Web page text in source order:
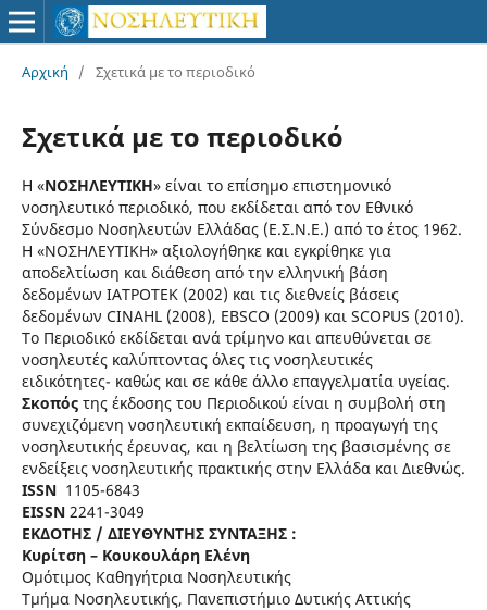
Αρχική / Σχετικά με το περιοδικό
Σχετικά με το περιοδικό
Η «ΝOΣΗΛΕYΤΙΚΗ» είναι το επίσημο επιστημονικό
νοσηλευτικό περιοδικό, που εκδίδεται από τον Εθνικό
Σύνδεσμο Νοσηλευτών Ελλάδας (Ε.Σ.Ν.Ε.) από το έτος 1962.
Η «ΝOΣΗΛΕYΤΙΚΗ» αξιολογήθηκε και εγκρίθηκε για
αποδελτίωση και διάθεση από την ελληνική βάση
δεδομένων ΙΑΤΡΟΤΕΚ (2002) και τις διεθνείς βάσεις
δεδομένων CINAHL (2008), EBSCO (2009) και SCOPUS (2010).
Το Περιοδικό εκδίδεται ανά τρίμηνο και απευθύνεται σε
νοσηλευτές καλύπτοντας όλες τις νοσηλευτικές
ειδικότητες- καθώς και σε κάθε άλλο επαγγελματία υγείας.
Σκοπόςτης έκδοσης του Περιοδικού είναι η συμβολή στη
συνεχιζόμενη νοσηλευτική εκπαίδευση, η προαγωγή της
νοσηλευτικής έρευνας, και η βελτίωση της βασισμένης σε
ενδείξεις νοσηλευτικής πρακτικής στην Ελλάδα και Διεθνώς.
ISSN 1105-6843
EISSN2241-3049
ΕΚΔΟΤΗΣ / ΔΙΕΥΘΥΝΤΗΣ ΣΥΝΤΑΞΗΣ :
Κυρίτση – Κουκουλάρη Ελένη
Ομότιμος Καθηγήτρια Νοσηλευτικής
Τμήμα Νοσηλευτικής, Πανεπιστήμιο Δυτικής Αττικής